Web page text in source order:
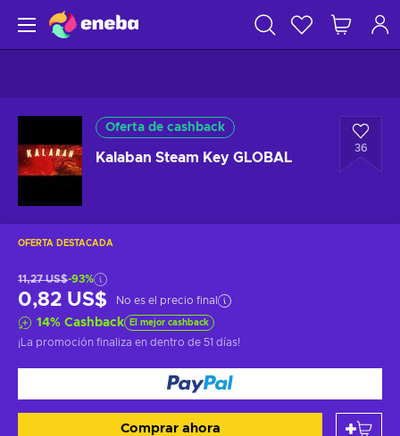
Oferta de cashback
Kalaban Steam Key GLOBAL
36
OFERTA DESTACADA
11,27 US$-93%
0,82 US$ No es el precio final
14% Cashback El mejor cashback
¡La promoción finaliza en dentro de 51 días!
Comprar ahora